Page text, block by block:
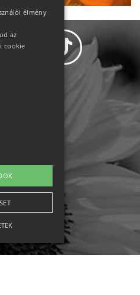
kapcsolat
élmény
az
cookie